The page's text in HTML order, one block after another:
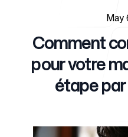
Pour les
May
Comment
pour votre
étape